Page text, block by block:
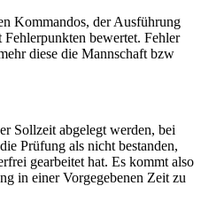
Kommandos, der Ausführung
bewertet. Fehler
diese die Mannschaft bzw
Sollzeit abgelegt werden, bei
Prüfung als nicht bestanden,
gearbeitet hat. Es kommt also
in einer Vorgegebenen Zeit zu